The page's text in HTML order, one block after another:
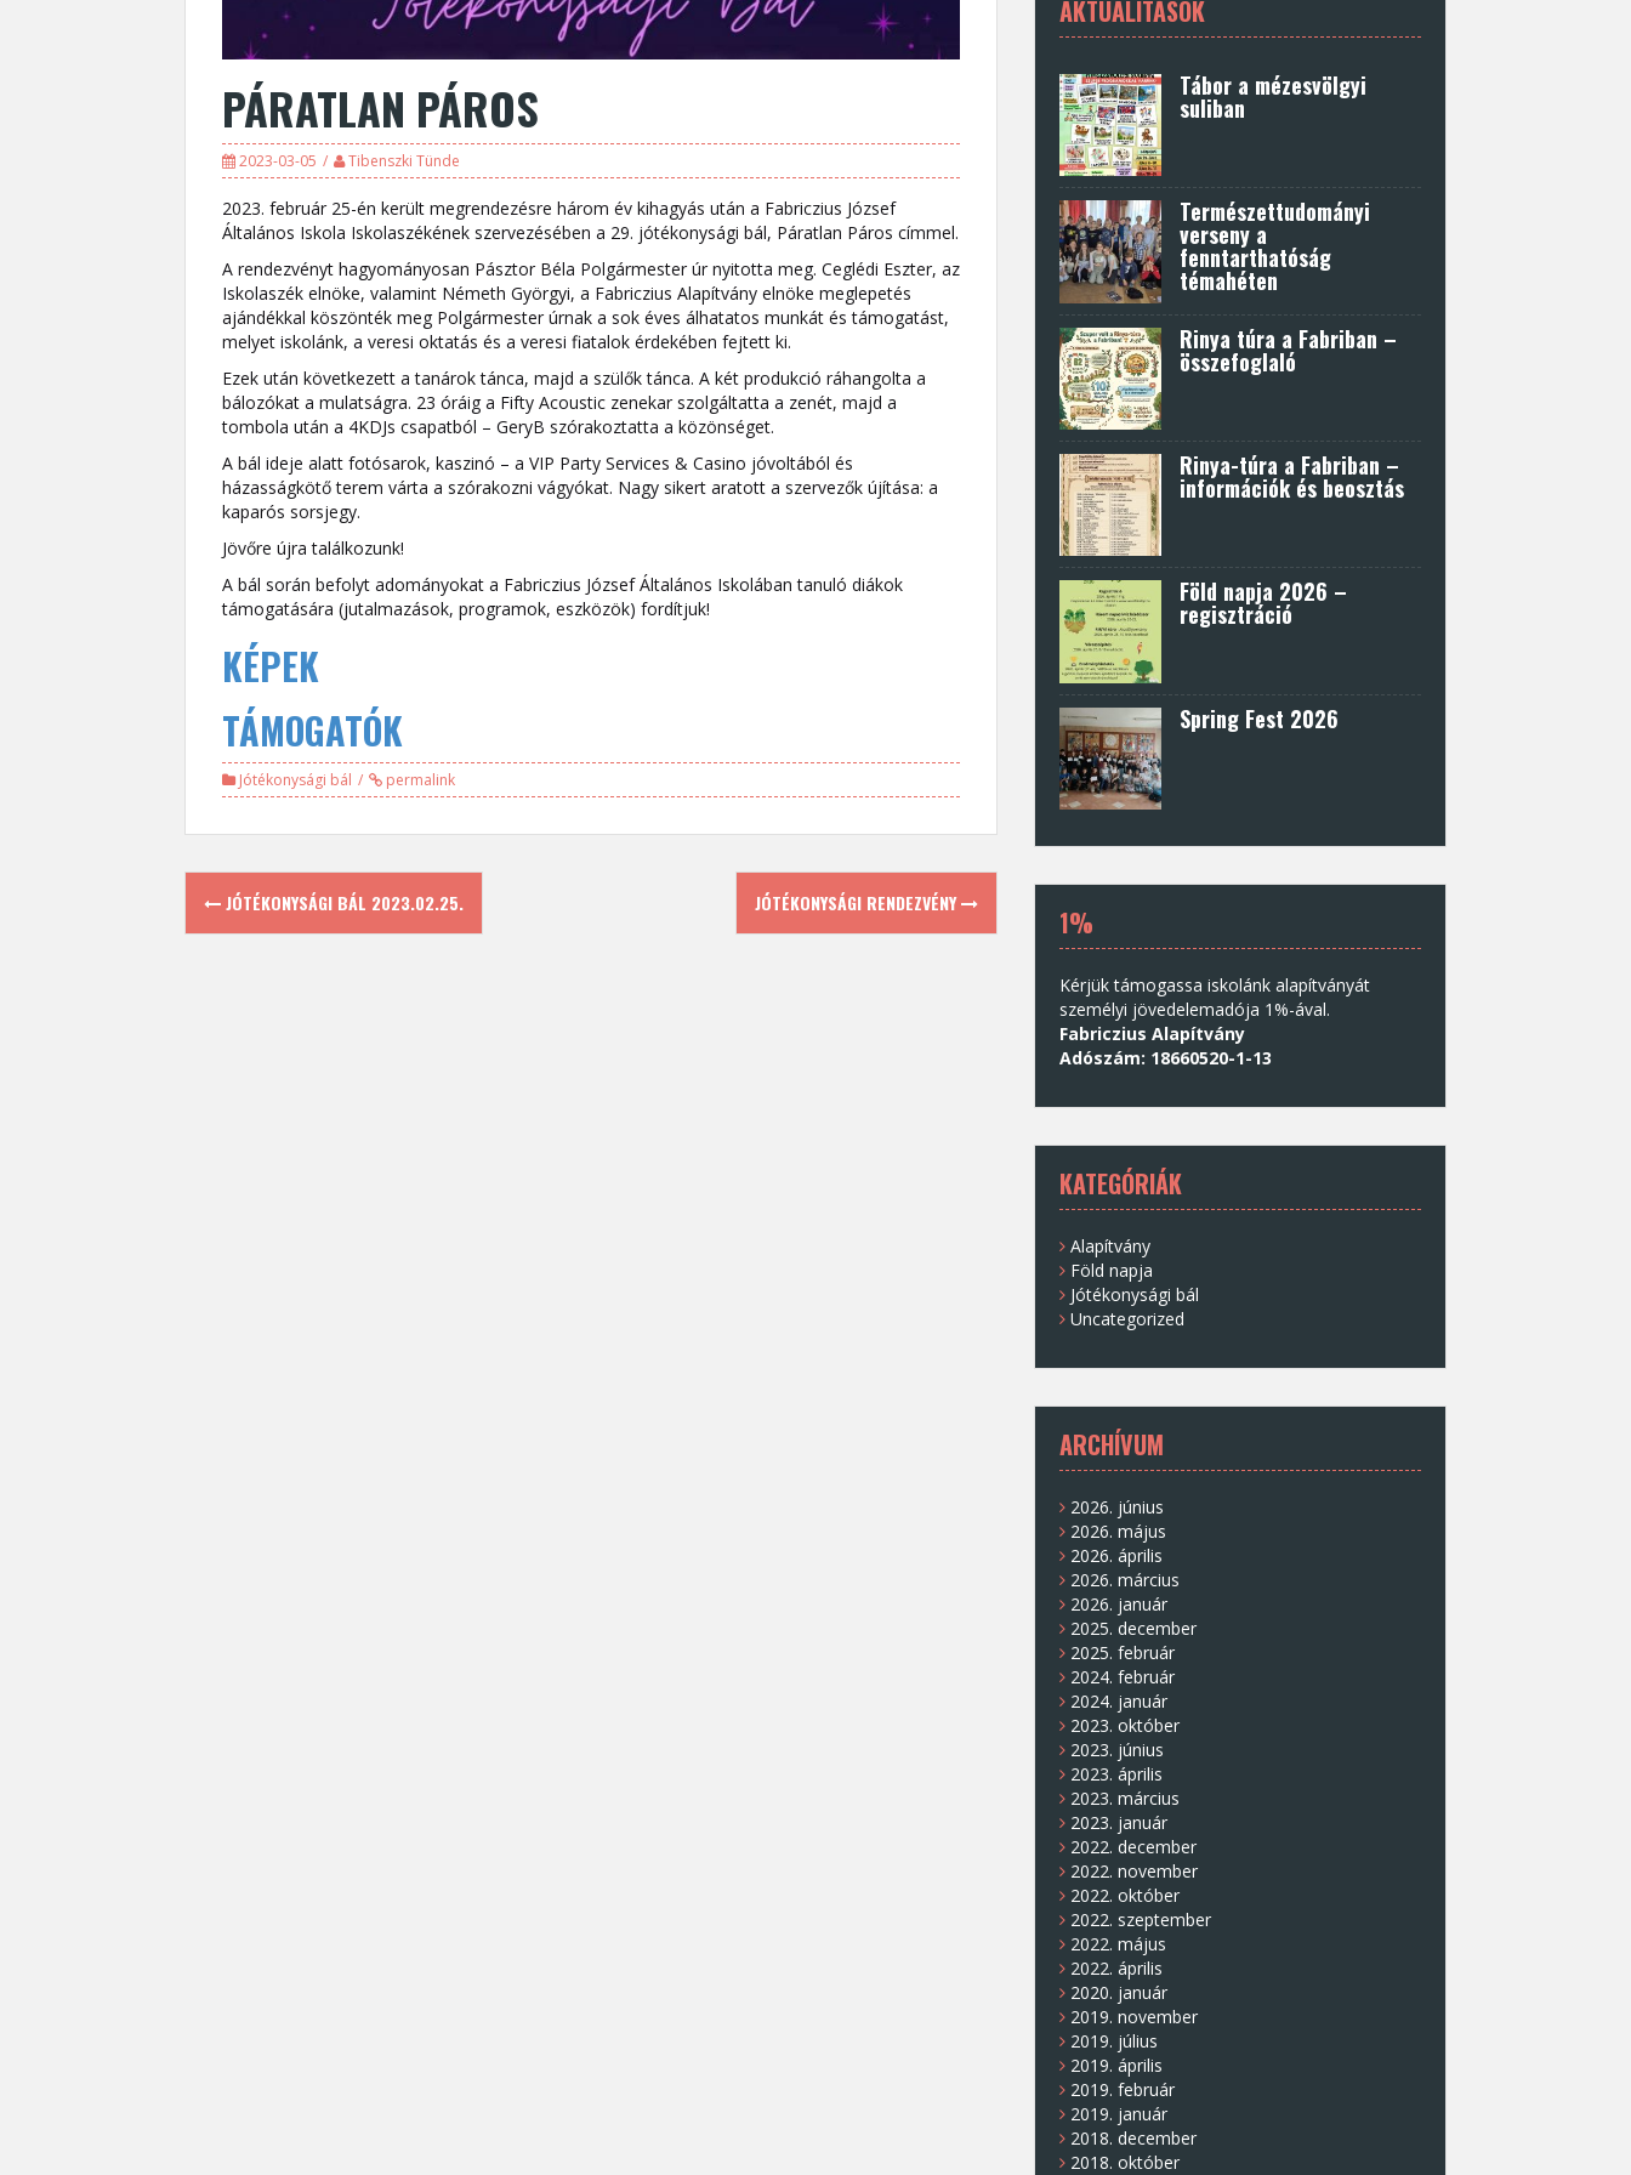
PÁRATLAN PÁROS
2023-03-05 Tibenszki Tünde
2023. február 25-én került megrendezésre három év kihagyás után a Fabriczius József
Általános Iskola Iskolaszékének szervezésében a 29. jótékonysági bál, Páratlan Páros címmel.
A rendezvényt hagyományosan Pásztor Béla Polgármester úr nyitotta meg. Ceglédi Eszter, az
Iskolaszék elnöke, valamint Németh Györgyi, a Fabriczius Alapítvány elnöke meglepetés
ajándékkal köszönték meg Polgármester úrnak a sok éves álhatatos munkát és támogatást,
melyet iskolánk, a veresi oktatás és a veresi fiatalok érdekében fejtett ki.
Ezek után következett a tanárok tánca, majd a szülők tánca. A két produkció ráhangolta a
bálozókat a mulatságra. 23 óráig a Fifty Acoustic zenekar szolgáltatta a zenét, majd a
tombola után a 4KDJs csapatból – GeryB szórakoztatta a közönséget.
A bál ideje alatt fotósarok, kaszinó – a VIP Party Services & Casino jóvoltából és
házasságkötő terem várta a szórakozni vágyókat. Nagy sikert aratott a szervezők újítása: a
kaparós sorsjegy.
Jövőre újra találkozunk!
A bál során befolyt adományokat a Fabriczius József Általános Iskolában tanuló diákok
támogatására (jutalmazások, programok, eszközök) fordítjuk!
KÉPEK
TÁMOGATÓK
Jótékonysági bál permalink
Post
navigation
JÓTÉKONYSÁGI BÁL 2023.02.25. JÓTÉKONYSÁGI RENDEZVÉNY
AKTUALITÁSOK
Tábor a mézesvölgyi
suliban
Természettudományi
verseny a
fenntarthatóság
témahéten
Rinya túra a Fabriban –
összefoglaló
Rinya-túra a Fabriban –
információk és beosztás
Föld napja 2026 –
regisztráció
Spring Fest 2026
1%
Kérjük támogassa iskolánk alapítványát
személyi jövedelemadója 1%-ával.
Fabriczius Alapítvány
Adószám: 18660520-1-13
KATEGÓRIÁK
Alapítvány
Föld napja
Jótékonysági bál
Uncategorized
ARCHÍVUM
2026. június
2026. május
2026. április
2026. március
2026. január
2025. december
2025. február
2024. február
2024. január
2023. október
2023. június
2023. április
2023. március
2023. január
2022. december
2022. november
2022. október
2022. szeptember
2022. május
2022. április
2020. január
2019. november
2019. július
2019. április
2019. február
2019. január
2018. december
2018. október